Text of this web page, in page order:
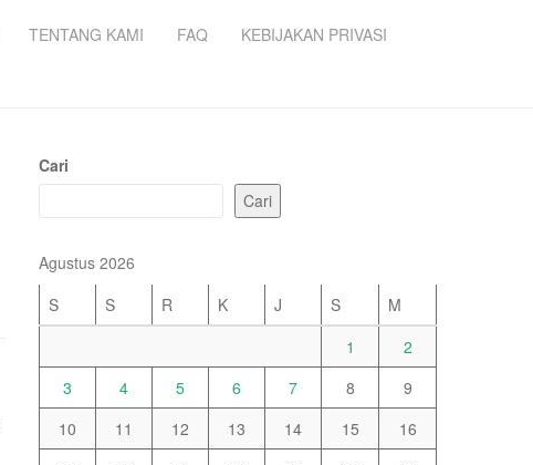
TENTANG KAMI FAQ KEBIJAKAN PRIVASI
Cari
Cari
Agustus 2026
S
S R K J S
M
1
2
3
4 5 6 7 8
9
10
11 12 13 14 15
16